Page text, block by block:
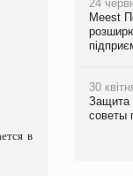
в
24
Meest
30
Защита
советы